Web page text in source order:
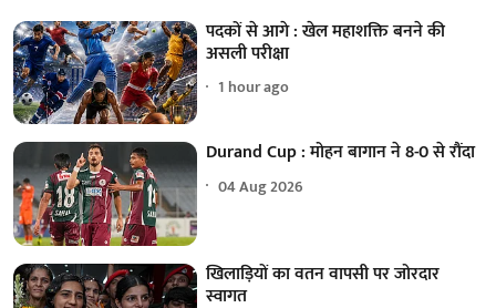
पदकों से आगे : खेल महाशक्ति बनने की
असली परीक्षा
1 hour ago
Durand Cup : मोहन बागान ने 8-0 से रौंदा
04 Aug 2026
खिलाड़ियों का वतन वापसी पर जोरदार
स्वागत